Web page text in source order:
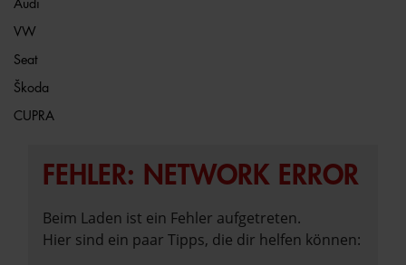
Audi
VW
Seat
Škoda
CUPRA
FEHLER: NETWORK ERROR
Beim Laden ist ein Fehler aufgetreten.
Hier sind ein paar Tipps, die dir helfen können: